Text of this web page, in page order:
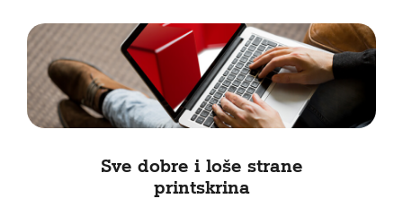
Sve dobre i loše strane
printskrina